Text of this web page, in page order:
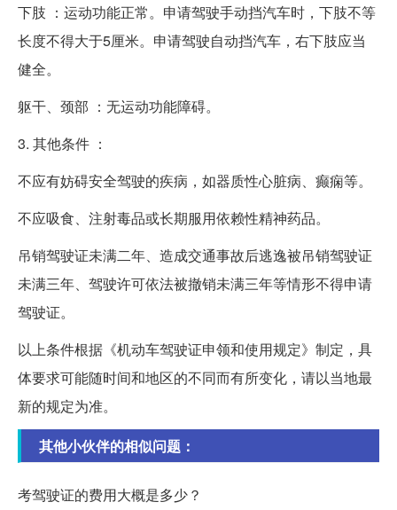
下肢 ：运动功能正常。申请驾驶手动挡汽车时，下肢不等
长度不得大于5厘米。申请驾驶自动挡汽车，右下肢应当
健全。
躯干、颈部 ：无运动功能障碍。
3. 其他条件 ：
不应有妨碍安全驾驶的疾病，如器质性心脏病、癫痫等。
不应吸食、注射毒品或长期服用依赖性精神药品。
吊销驾驶证未满二年、造成交通事故后逃逸被吊销驾驶证
未满三年、驾驶许可依法被撤销未满三年等情形不得申请
驾驶证。
以上条件根据《机动车驾驶证申领和使用规定》制定，具
体要求可能随时间和地区的不同而有所变化，请以当地最
新的规定为准。
其他小伙伴的相似问题：
考驾驶证的费用大概是多少？